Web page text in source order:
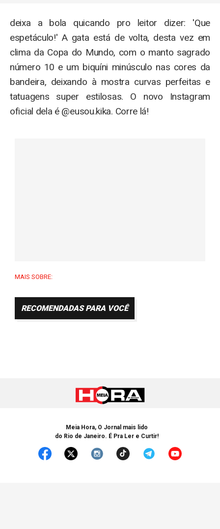
deixa a bola quicando pro leitor dizer: 'Que
espetáculo!' A gata está de volta, desta vez em
clima da Copa do Mundo, com o manto sagrado
número 10 e um biquíni minúsculo nas cores da
bandeira, deixando à mostra curvas perfeitas e
tatuagens super estilosas. O novo Instagram
oficial dela é @eusou.kika. Corre lá!
MAIS SOBRE:
RECOMENDADAS PARA VOCÊ
Meia Hora, O Jornal mais lido
do Rio de Janeiro. É Pra Ler e Curtir!